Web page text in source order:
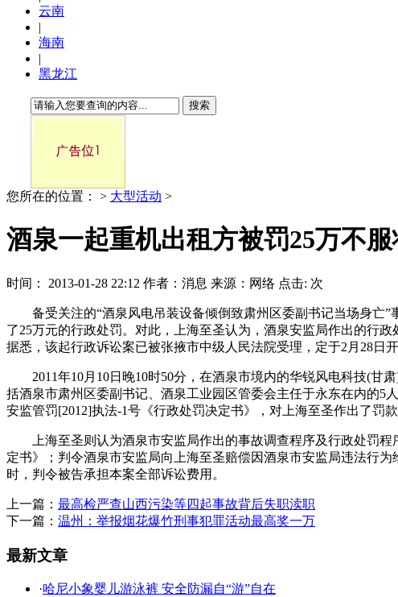
云南
|
海南
|
黑龙江
搜索
您所在的位置： > 大型活动 >
酒泉一起重机出租方被罚25万不
时间： 2013-01-28 22:12 作者：消息 来源：网络 点击: 次
备受关注的“酒泉风电吊装设备倾倒致肃州区委副书记当场身亡”
了25万元的行政处罚。对此，上海至圣认为，酒泉安监局作出的行
据悉，该起行政诉讼案已被张掖市中级人民法院受理，定于2月28日开
2011年10月10日晚10时50分，在酒泉市境内的华锐风电科技(甘
括酒泉市肃州区委副书记、酒泉工业园区管委会主任于永东在内的5
安监管罚[2012]执法-1号《行政处罚决定书》，对上海至圣作出了罚款
上海至圣则认为酒泉市安监局作出的事故调查程序及行政处罚程
定书》；判令酒泉市安监局向上海至圣赔偿因酒泉市安监局违法行
时，判令被告承担本案全部诉讼费用。
上一篇： 最高检严查山西污染等四起事故背后失职渎职
下一篇： 温州：举报烟花爆竹刑事犯罪活动最高奖一万
最新文章
·哈尼小象婴儿游泳裤 安全防漏自“游”自在